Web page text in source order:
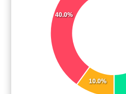
10.0%
40.0%